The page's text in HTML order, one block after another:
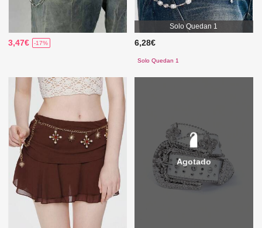
3,47€ -17%
Solo Quedan 1
6,28€
Solo Quedan 1
Agotado